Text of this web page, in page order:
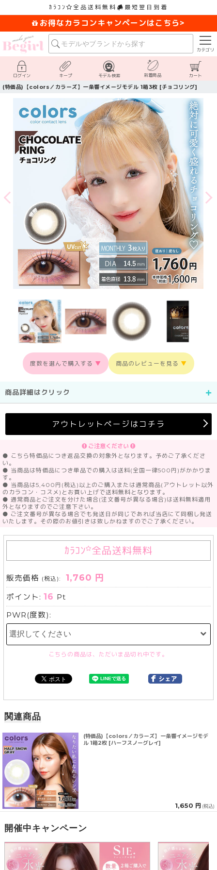
ｶﾗｺﾝ 全品送料無料 最短翌日到着
お得なカラコンキャンペーンはこちら>
カテゴリ
ログイン キープ モデル検索 新着商品 カート
(特価品)【colors／カラーズ】一条響イメージモデル 1箱3枚 [チョコリング]
度数を選んで購入する ▼ 商品のレビューを見る ▼
商品詳細はクリック
アウトレットページはコチラ
ご注意ください
● こちら特価品につき返品交換の対象外となります。予めご了承くださ
い。
● 当商品は特価品につき単品での購入は送料(全国一律500円)がかかりま
す。
● 当商品は5,400円(税込)以上のご購入または通常商品(アウトレット以外
のカラコン・コスメ)とお買い上げで送料無料となります。
● 通常商品とご注文を分けた場合(注文番号が異なる場合)は送料無料適用
外となりますのでご注意下さい。
● ご注文番号が異なる場合でも発送日が同じであれば当店にて同梱し発送
いたします。その際のお値引きは致しかねますのでご了承ください。
ｶﾗｺﾝ 全品送料無料
販売価格 (税込): 1,760 円
ポイント:16 Pt
PWR(度数):
こちらの商品は、ただいま品切れ中です。
関連商品
(特価品)【colors／カラーズ】一条響イメージモデ
ル 1箱2枚 [ハーフスノーグレイ]
1,650 円 (税込)
開催中キャンペーン